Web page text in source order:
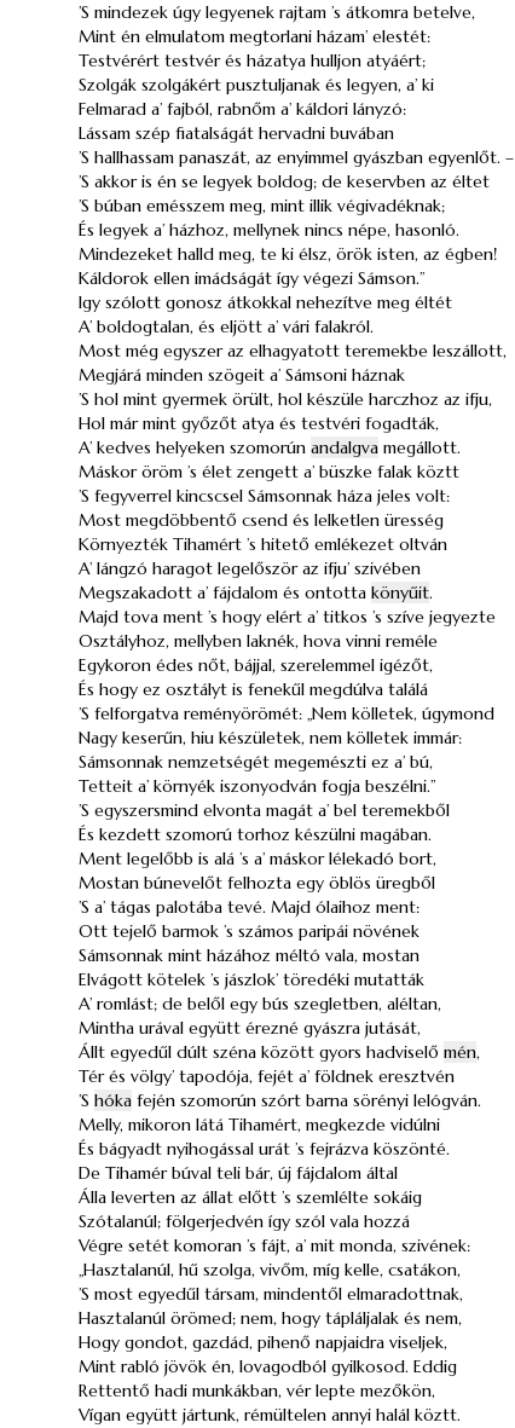
’S mindezek úgy legyenek rajtam ’s átkomra betelve,
Mint én elmulatom megtorlani házam’ elestét:
Testvérért testvér és házatya hulljon atyáért;
Szolgák szolgákért pusztuljanak és legyen, a’ ki
Felmarad a’ fajból, rabnőm a’ káldori lányzó:
Lássam szép fiatalságát hervadni buvában
’S hallhassam panaszát, az enyimmel gyászban egyenlőt. –
’S akkor is én se legyek boldog; de keservben az éltet
’S búban emésszem meg, mint illik végivadéknak;
És legyek a’ házhoz, mellynek nincs népe, hasonló.
Mindezeket halld meg, te ki élsz, örök isten, az égben!
Káldorok ellen imádságát így végezi Sámson.”
Igy szólott gonosz átkokkal nehezítve meg éltét
A’ boldogtalan, és eljött a’ vári falakról.
Most még egyszer az elhagyatott teremekbe leszállott,
Megjárá minden szögeit a’ Sámsoni háznak
’S hol mint gyermek örült, hol készüle harczhoz az ifju,
Hol már mint győzőt atya és testvéri fogadták,
A’ kedves helyeken szomorún andalgva megállott.
Máskor öröm ’s élet zengett a’ büszke falak köztt
’S fegyverrel kincscsel Sámsonnak háza jeles volt:
Most megdöbbentő csend és lelketlen üresség
Környezték Tihamért ’s hitető emlékezet oltván
A’ lángzó haragot legelőször az ifju’ szivében
Megszakadott a’ fájdalom és ontotta könyűit.
Majd tova ment ’s hogy elért a’ titkos ’s szíve jegyezte
Osztályhoz, mellyben laknék, hova vinni reméle
Egykoron édes nőt, bájjal, szerelemmel igézőt,
És hogy ez osztályt is fenekűl megdúlva találá
’S felforgatva reményörömét: „Nem kölletek, úgymond
Nagy keserűn, hiu készületek, nem kölletek immár:
Sámsonnak nemzetségét megemészti ez a’ bú,
Tetteit a’ környék iszonyodván fogja beszélni.”
’S egyszersmind elvonta magát a’ bel teremekből
És kezdett szomorú torhoz készülni magában.
Ment legelőbb is alá ’s a’ máskor lélekadó bort,
Mostan búnevelőt felhozta egy öblös üregből
’S a’ tágas palotába tevé. Majd ólaihoz ment:
Ott tejelő barmok ’s számos paripái növének
Sámsonnak mint házához méltó vala, mostan
Elvágott kötelek ’s jászlok’ töredéki mutatták
A’ romlást; de belől egy bús szegletben, aléltan,
Mintha urával együtt érezné gyászra jutását,
Állt egyedűl dúlt széna között gyors hadviselő mén,
Tér és völgy’ tapodója, fejét a’ földnek eresztvén
’S hóka fején szomorún szórt barna sörényi lelógván.
Melly, mikoron látá Tihamért, megkezde vidúlni
És bágyadt nyihogással urát ’s fejrázva köszönté.
De Tihamér búval teli bár, új fájdalom által
Álla leverten az állat előtt ’s szemlélte sokáig
Szótalanúl; fölgerjedvén így szól vala hozzá
Végre setét komoran ’s fájt, a’ mit monda, szivének:
„Hasztalanúl, hű szolga, vivőm, míg kelle, csatákon,
’S most egyedűl társam, mindentől elmaradottnak,
Hasztalanúl örömed; nem, hogy tápláljalak és nem,
Hogy gondot, gazdád, pihenő napjaidra viseljek,
Mint rabló jövök én, lovagodból gyilkosod. Eddig
Rettentő hadi munkákban, vér lepte mezőkön,
Vígan együtt jártunk, rémültelen annyi halál köztt.